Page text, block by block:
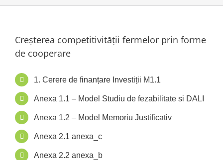
Creșterea competitivității fermelor prin forme
de cooperare
1. Cerere de finanțare Investiții M1.1
Anexa 1.1 – Model Studiu de fezabilitate si DALI
Anexa 1.2 – Model Memoriu Justificativ
Anexa 2.1 anexa_c
Anexa 2.2 anexa_b